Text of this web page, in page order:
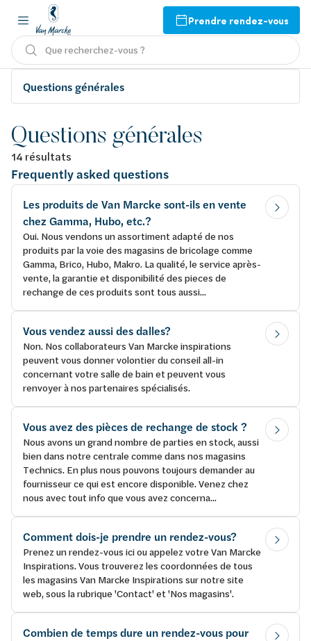
Prendre rendez-vous
Que recherchez-vous ?
Questions générales
Questions générales
14 résultats
Frequently asked questions
Les produits de Van Marcke sont-ils en vente
chez Gamma, Hubo, etc.?
Oui. Nous vendons un assortiment adapté de nos
produits par la voie des magasins de bricolage comme
Gamma, Brico, Hubo, Makro. La qualité, le service après-
vente, la garantie et disponibilité des pieces de
rechange de ces produits sont tous aussi...
Vous vendez aussi des dalles?
Non. Nos collaborateurs Van Marcke inspirations
peuvent vous donner volontier du conseil all-in
concernant votre salle de bain et peuvent vous
renvoyer à nos partenaires spécialisés.
Vous avez des pièces de rechange de stock ?
Nous avons un grand nombre de parties en stock, aussi
bien dans notre centrale comme dans nos magasins
Technics. En plus nous pouvons toujours demander au
fournisseur ce qui est encore disponible. Venez chez
nous avec tout info que vous avez concerna...
Comment dois-je prendre un rendez-vous?
Prenez un rendez-vous ici ou appelez votre Van Marcke
Inspirations. Vous trouverez les coordonnées de tous
les magasins Van Marcke Inspirations sur notre site
web, sous la rubrique 'Contact' et 'Nos magasins'.
Combien de temps dure un rendez-vous pour